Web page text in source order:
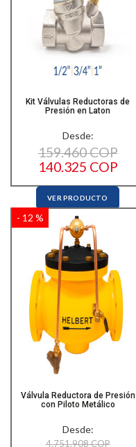
Kit Válvulas Reductoras de
Presión en Laton
Desde:
159.460 COP
140.325 COP
VER PRODUCTO
Válvula Reductora de Presión
con Piloto Metálico
- 12 %
Desde:
4.751.908 COP